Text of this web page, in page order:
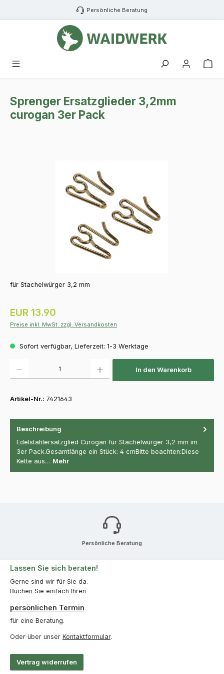
Zum Hauptinhalt springen Persönliche Beratung
Sprenger Ersatzglieder 3,2mm
curogan 3er Pack
für Stachelwürger 3,2 mm
Regulärer Preis:
EUR 13.90
Preise inkl. MwSt. zzgl. Versandkosten
Sofort verfügbar, Lieferzeit: 1-3 Werktage
In den Warenkorb
Artikel-Nr.: 7421643
Beschreibung
Edelstahlersatzglied Curogan für Stachelwürger 3,2 mm im
3er Pack.Gesamtlänge ein Stück: 4 cmBitte beachten:Diese
Kette aus… Mehr
Persönliche Beratung
Lassen Sie sich beraten!
Gerne sind wir für Sie da.
Buchen Sie einfach Ihren
persönlichen Termin
für eine Beratung.
Oder über unser Kontaktformular.
Vertrag widerrufen